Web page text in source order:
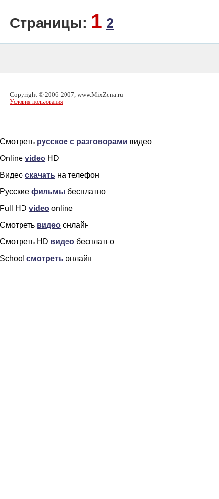
Страницы: 1 2
Copyright © 2006-2007, www.MixZona.ru
Условия пользования
Смотреть русское с разговорами видео
Online video HD
Видео скачать на телефон
Русские фильмы бесплатно
Full HD video online
Смотреть видео онлайн
Смотреть HD видео бесплатно
School смотреть онлайн